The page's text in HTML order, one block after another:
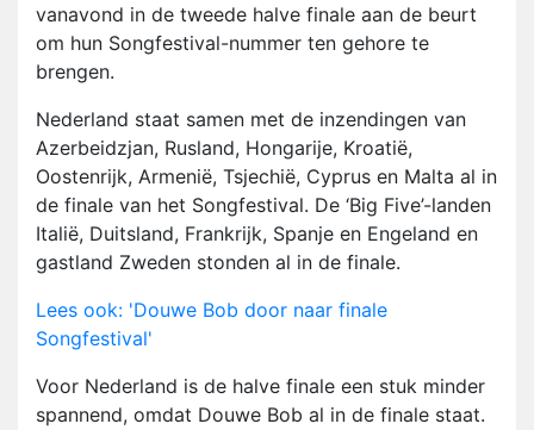
vanavond in de tweede halve finale aan de beurt
om hun Songfestival-nummer ten gehore te
brengen.
Nederland staat samen met de inzendingen van
Azerbeidzjan, Rusland, Hongarije, Kroatië,
Oostenrijk, Armenië, Tsjechië, Cyprus en Malta al in
de finale van het Songfestival. De ‘Big Five’-landen
Italië, Duitsland, Frankrijk, Spanje en Engeland en
gastland Zweden stonden al in de finale.
Lees ook: 'Douwe Bob door naar finale
Songfestival'
Voor Nederland is de halve finale een stuk minder
spannend, omdat Douwe Bob al in de finale staat.